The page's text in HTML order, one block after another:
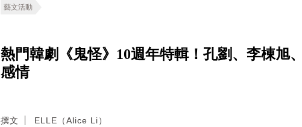
藝文活動
熱門韓劇《鬼怪》10週年特輯！孔劉、李棟旭
感情
撰文 ELLE（Alice Li）